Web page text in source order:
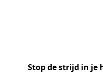
Stop de strijd in je